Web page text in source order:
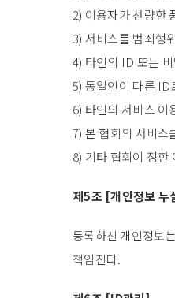
2) 이용자가 선량한
3) 서비스를 범죄행
4) 타인의 ID 또는
5) 동일인이 다른 ID
6) 타인의 서비스 이
7) 본 협회의 서비스
8) 기타 협회이 정한
제5조 [개인정보 누
등록하신 개인정보
책임진다.